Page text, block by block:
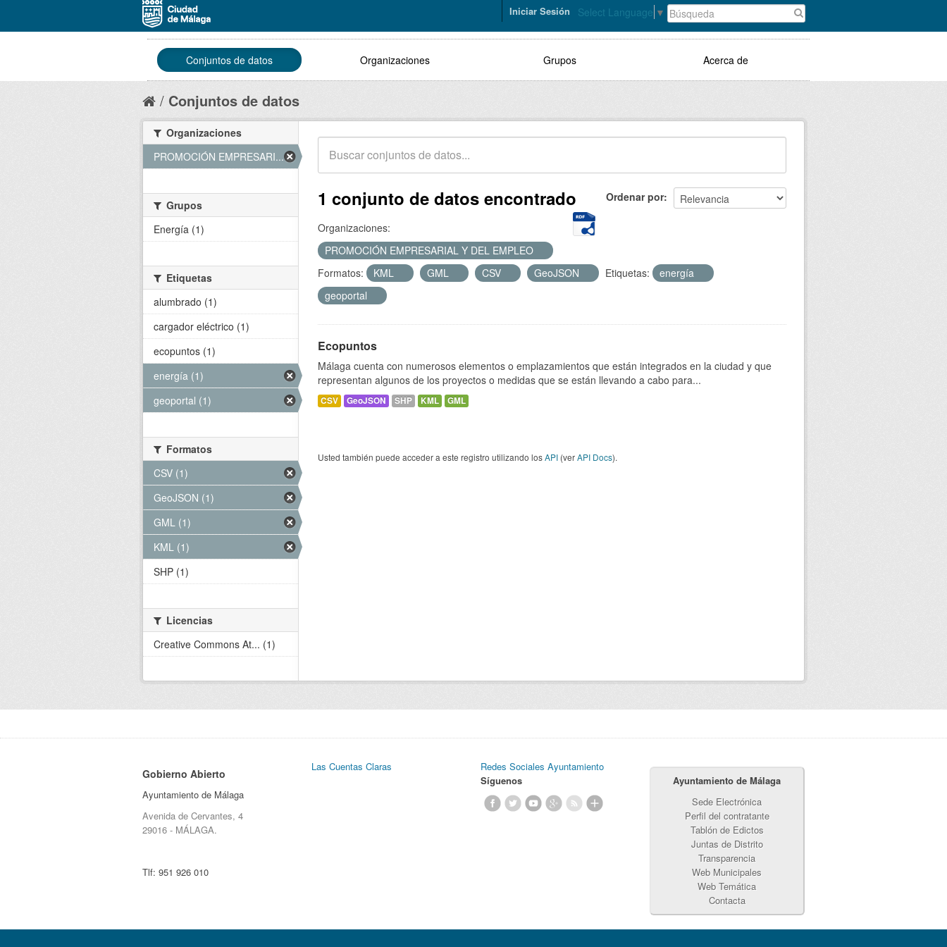
Select Language ▼
Iniciar Sesión
Conjuntos de datos Organizaciones Grupos Acerca de
Conjuntos de datos
Ordenar por
1 conjunto de datos encontrado
Organizaciones:
PROMOCIÓN EMPRESARIAL Y DEL EMPLEO
Formatos:
KML GML CSV GeoJSON Etiquetas:
energía
geoportal
Ecopuntos
Málaga cuenta con numerosos elementos o emplazamientos que están integrados en la ciudad y que
representan algunos de los proyectos o medidas que se están llevando a cabo para...
CSV GeoJSON SHP KML GML
Usted también puede acceder a este registro utilizando losAPI (verAPI Docs).
Organizaciones
PROMOCIÓN EMPRESARI... (1)
Grupos
Energía (1)
Etiquetas
alumbrado (1)
cargador eléctrico (1)
ecopuntos (1)
energía (1)
geoportal (1)
Formatos
CSV (1)
GeoJSON (1)
GML (1)
KML (1)
SHP (1)
Licencias
Creative Commons At... (1)
Gobierno Abierto
Ayuntamiento de Málaga
Avenida de Cervantes, 4
29016 - MÁLAGA.
Tlf: 951 926 010
Las Cuentas Claras
Redes Sociales Ayuntamiento
Síguenos
Ayuntamiento de Málaga
Sede Electrónica
Perfil del contratante
Tablón de Edictos
Juntas de Distrito
Transparencia
Web Municipales
Web Temática
Contacta